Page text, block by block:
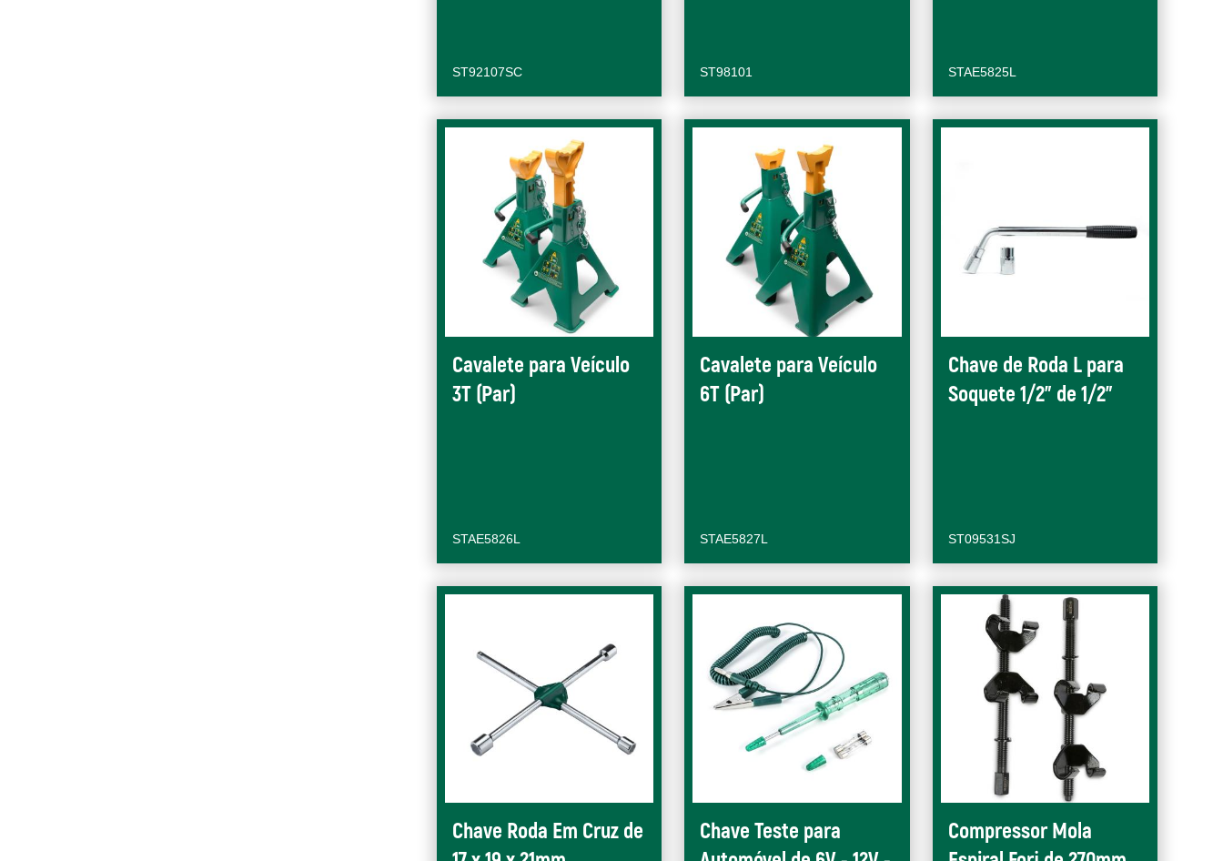
ST92107SC ST98101 STAE5825L
Cavalete para Veículo
3T (Par)
STAE5826L
Cavalete para Veículo
6T (Par)
STAE5827L
Chave de Roda L para
Soquete 1/2" de 1/2"
ST09531SJ
Chave Roda Em Cruz de
Chave Teste para
Compressor Mola